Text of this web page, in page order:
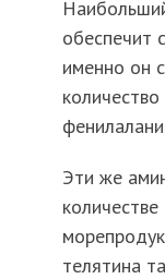
обеспечит
именно он
Эти же
телятина